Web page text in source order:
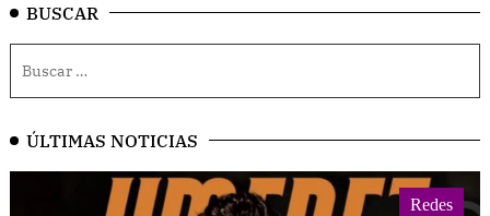
BUSCAR
ÚLTIMAS NOTICIAS
Redes